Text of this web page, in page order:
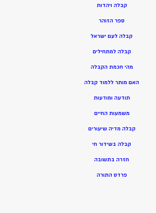
קבלה ויהדות
ספר הזוהר
קבלה לעם ישראל
קבלה למתחילים
מהי חכמת הקבלה
האם מותר ללמוד קבלה
תודעה ומודעות
משמעות החיים
קבלה מדיה שיעורים
קבלה בשידור חי
חזרה בתשובה
פרדס התורה